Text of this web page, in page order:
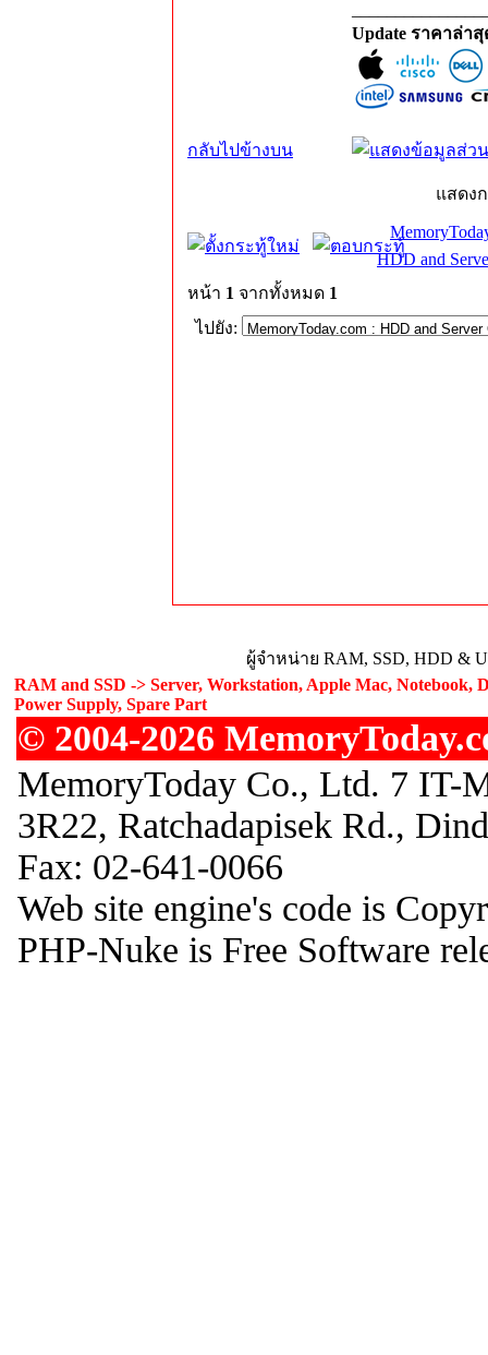
Update ราคาล่า
กลับไปข้างบน
แสดง
HDD and
หน้า 1 จากทั้งหมด 1
ไปยัง:
ผู้จำหน่าย RAM, SSD, HDD &
RAM and SSD -> Server, Workstation, Apple Mac, Notebook,
Power Supply, Spare Part
© 2004-2026
MemoryToday Co., Ltd. 7 IT-
3R22, Ratchadapisek Rd.,
Fax: 02-641-0066
Web site engine's code is
PHP-Nuke is Free Software